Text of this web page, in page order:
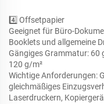
4️⃣ Offsetpapier
Geeignet für Büro-
Booklets und allgemeine
Gängiges Grammatur: 60
120 g/m²
Wichtige Anforderungen:
gleichmäßiges
Laserdruckern,